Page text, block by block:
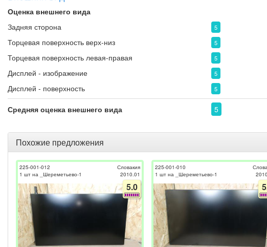
Оценка внешнего вида
Задняя сторона
5
Торцевая поверхность верх-низ
5
Торцевая поверхность левая-правая
5
Дисплей - изображение
5
Дисплей - поверхность
5
Средняя оценка внешнего вида 5
Похожие предложения
225-001-012
1 шт на _Шереметьево-1
Словакия
2010.01
5.0
225-001-010
1 шт на _Шереметьево-1